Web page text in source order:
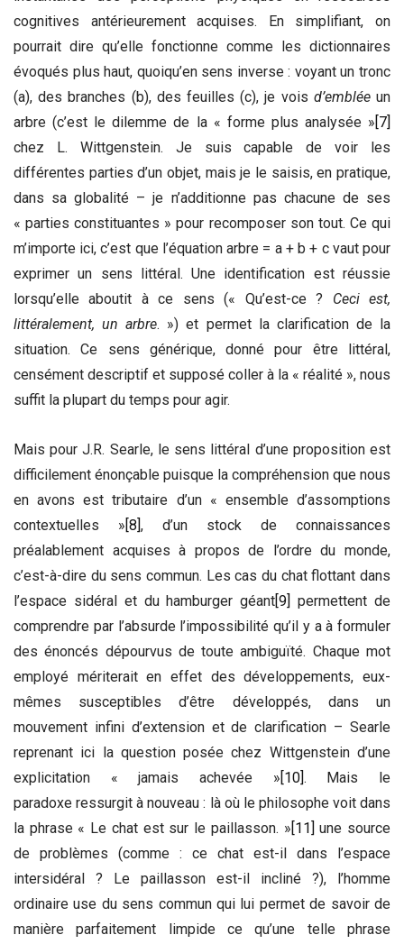
cognitives antérieurement acquises. En simplifiant, on
pourrait dire qu’elle fonctionne comme les dictionnaires
évoqués plus haut, quoiqu’en sens inverse : voyant un tronc
(a), des branches (b), des feuilles (c), je vois d’embléeun
arbre (c’est le dilemme de la « forme plus analysée »[7]
chez L. Wittgenstein. Je suis capable de voir les
différentes parties d’un objet, mais je le saisis, en pratique,
dans sa globalité – je n’additionne pas chacune de ses
« parties constituantes » pour recomposer son tout. Ce qui
m’importe ici, c’est que l’équation arbre = a + b + c vaut pour
exprimer un sens littéral. Une identification est réussie
lorsqu’elle aboutit à ce sens (« Qu’est-ce ? Ceci est,
littéralement, un arbre. ») et permet la clarification de la
situation. Ce sens générique, donné pour être littéral,
censément descriptif et supposé coller à la « réalité », nous
suffit la plupart du temps pour agir.
Mais pour J.R. Searle, le sens littéral d’une proposition est
difficilement énonçable puisque la compréhension que nous
en avons est tributaire d’un « ensemble d’assomptions
contextuelles »[8], d’un stock de connaissances
préalablement acquises à propos de l’ordre du monde,
c’est-à-dire du sens commun. Les cas du chat flottant dans
l’espace sidéral et du hamburger géant[9] permettent de
comprendre par l’absurde l’impossibilité qu’il y a à formuler
des énoncés dépourvus de toute ambiguïté. Chaque mot
employé mériterait en effet des développements, eux-
mêmes susceptibles d’être développés, dans un
mouvement infini d’extension et de clarification – Searle
reprenant ici la question posée chez Wittgenstein d’une
explicitation « jamais achevée »[10]. Mais le
paradoxe ressurgit à nouveau : là où le philosophe voit dans
la phrase « Le chat est sur le paillasson. »[11] une source
de problèmes (comme : ce chat est-il dans l’espace
intersidéral ? Le paillasson est-il incliné ?), l’homme
ordinaire use du sens commun qui lui permet de savoir de
manière parfaitement limpide ce qu’une telle phrase